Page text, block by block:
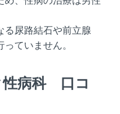
る尿路結石や前立腺
ていません。
性病科 口コ